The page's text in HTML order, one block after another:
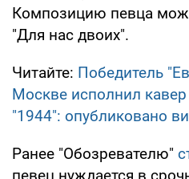
Композицию певца
"Для нас двоих".
Читайте: Победитель
Москве исполнил
"1944": опубликовано
Ранее "Обозревателю"